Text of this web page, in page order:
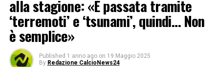
alla stagione: «È passata tramite
‘terremoti’ e ‘tsunami’, quindi… Non
è semplice»
Published 1 anno ago on 19 Maggio 2025
By Redazione CalcioNews24